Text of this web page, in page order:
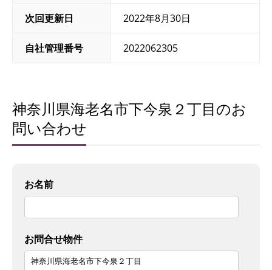
次回更新日 2022年8月30日
自社管理番号 2022062305
神奈川県海老名市下今泉２丁目のお
問い合わせ
お名前
お問合せ物件